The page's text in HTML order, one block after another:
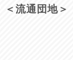
＜流通団地＞